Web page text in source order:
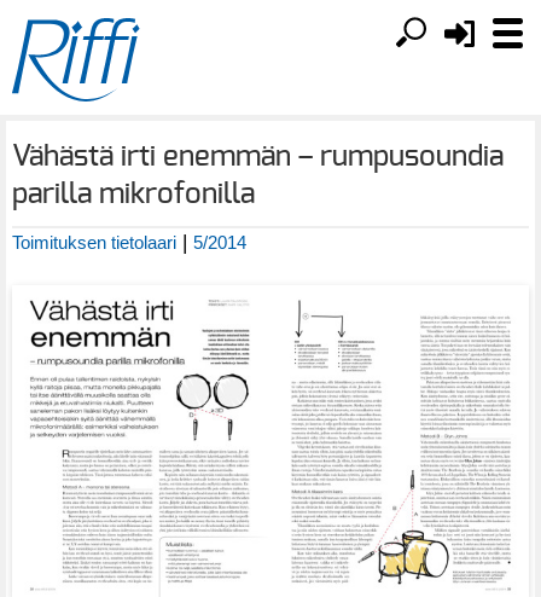
Vähästä irti enemmän – rumpusoundia
parilla mikrofonilla
Toimituksen tietolaari | 5/2014